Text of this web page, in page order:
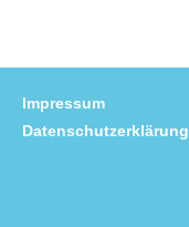
Impressum
Datenschutzerklärung